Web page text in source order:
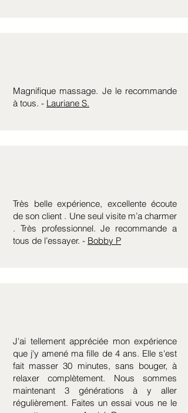
Magnifique massage. Je le recommande
à tous. - Lauriane S.
Très belle expérience, excellente écoute
de son client . Une seul visite m’a charmer
. Très professionnel. Je recommande a
tous de l’essayer. - Bobby P
J'ai tellement appréciée mon expérience
que j'y amené ma fille de 4 ans. Elle s'est
fait masser 30 minutes, sans bouger, à
relaxer complètement. Nous sommes
maintenant 3 générations à y aller
régulièrement. Faites un essai vous ne le